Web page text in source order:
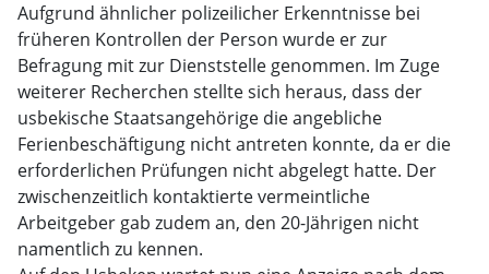
Aufgrund ähnlicher polizeilicher Erkenntnisse bei
früheren Kontrollen der Person wurde er zur
Befragung mit zur Dienststelle genommen. Im Zuge
weiterer Recherchen stellte sich heraus, dass der
usbekische Staatsangehörige die angebliche
Ferienbeschäftigung nicht antreten konnte, da er die
erforderlichen Prüfungen nicht abgelegt hatte. Der
zwischenzeitlich kontaktierte vermeintliche
Arbeitgeber gab zudem an, den 20-Jährigen nicht
namentlich zu kennen.